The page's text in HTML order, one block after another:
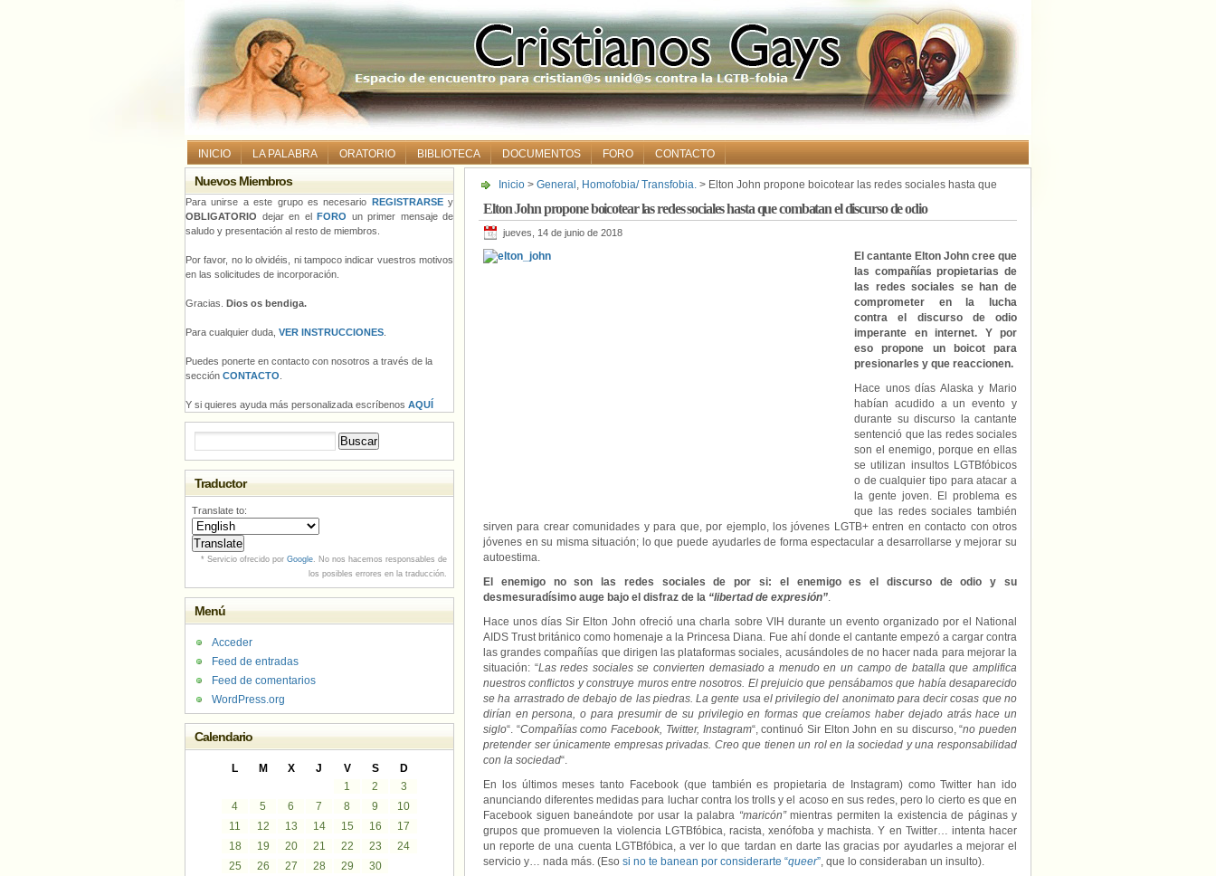
INICIO LA PALABRA ORATORIO BIBLIOTECA DOCUMENTOS FORO CONTACTO
Inicio > General , Homofobia/ Transfobia. > Elton John propone boicotear las redes sociales hasta que
Elton John propone boicotear las redes sociales hasta que combatan el discurso de odio
jueves, 14 de junio de 2018
El cantante Elton John cree que
las compañías propietarias de
las redes sociales se han de
comprometer en la lucha
contra el discurso de odio
imperante en internet. Y por
eso propone un boicot para
presionarles y que reaccionen.
Hace unos días Alaska y Mario
habían acudido a un evento y
durante su discurso la cantante
sentenció que las redes sociales
son el enemigo, porque en ellas
se utilizan insultos LGTBfóbicos
o de cualquier tipo para atacar a
la gente joven. El problema es
que las redes sociales también
sirven para crear comunidades y para que, por ejemplo, los jóvenes LGTB+ entren en contacto con otros
jóvenes en su misma situación; lo que puede ayudarles de forma espectacular a desarrollarse y mejorar su
autoestima.
El enemigo no son las redes sociales de por si: el enemigo es el discurso de odio y su
desmesuradísimo auge bajo el disfraz de la “libertad de expresión”.
Hace unos días Sir Elton John ofreció una charla sobre VIH durante un evento organizado por el National
AIDS Trust británico como homenaje a la Princesa Diana. Fue ahí donde el cantante empezó a cargar contra
las grandes compañías que dirigen las plataformas sociales, acusándoles de no hacer nada para mejorar la
situación: “Las redes sociales se convierten demasiado a menudo en un campo de batalla que amplifica
nuestros conflictos y construye muros entre nosotros. El prejuicio que pensábamos que había desaparecido
se ha arrastrado de debajo de las piedras. La gente usa el privilegio del anonimato para decir cosas que no
dirían en persona, o para presumir de su privilegio en formas que creíamos haber dejado atrás hace un
siglo“. “Compañías como Facebook, Twitter, Instagram“, continuó Sir Elton John en su discurso, “no pueden
pretender ser únicamente empresas privadas. Creo que tienen un rol en la sociedad y una responsabilidad
con la sociedad“.
En los últimos meses tanto Facebook (que también es propietaria de Instagram) como Twitter han ido
anunciando diferentes medidas para luchar contra los trolls y el acoso en sus redes, pero lo cierto es que en
Facebook siguen baneándote por usar la palabra “maricón”mientras permiten la existencia de páginas y
grupos que promueven la violencia LGTBfóbica, racista, xenófoba y machista. Y en Twitter… intenta hacer
un reporte de una cuenta LGTBfóbica, a ver lo que tardan en darte las gracias por ayudarles a mejorar el
servicio y… nada más. (Eso si no te banean por considerarte “queer”, que lo consideraban un insulto).
Nuevos Miembros
Para unirse a este grupo es necesario REGISTRARSEy
OBLIGATORIO dejar en el FORO un primer mensaje de
saludo y presentación al resto de miembros.
Por favor, no lo olvidéis, ni tampoco indicar vuestros motivos
en las solicitudes de incorporación.
Gracias. Dios os bendiga.
Para cualquier duda, VER INSTRUCCIONES
Puedes ponerte en contacto con nosotros a través de la
sección CONTACTO
Y si quieres ayuda más personalizada escríbenos AQUÍ
Traductor
Translate to:
* Servicio ofrecido por Google. No nos hacemos responsables de
los posibles errores en la traducción.
Menú
Acceder
Feed de entradas
Feed de comentarios
WordPress.org
Calendario
L M X J V S
D
1
2
3
4
5 6 7 8 9
10
11
12 13 14 15 16
17
18
19 20 21 22 23
24
25
26 27 28 29 30